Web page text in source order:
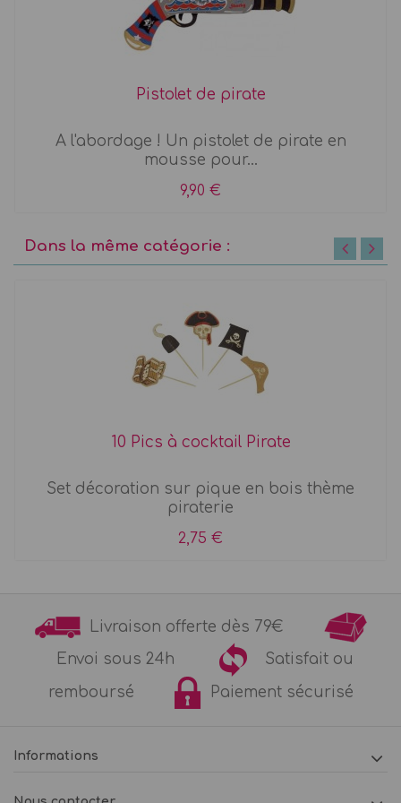
Pistolet de pirate
A l'abordage ! Un pistolet de pirate en
mousse pour...
9,90 €
Dans la même catégorie :
10 Pics à cocktail Pirate
Set décoration sur pique en bois thème
piraterie
2,75 €
Livraison offerte dès 79€
Envoi sous 24h
Satisfait ou
remboursé
Paiement sécurisé
Informations